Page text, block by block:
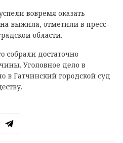
вовремя оказать
выжила, отметили в пресс-
области.
собрали достаточно
Уголовное дело в
в Гатчинский городской суд